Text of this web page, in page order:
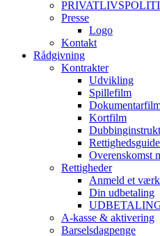
Presse
Logo
Kontakt
Rådgivning
Kontrakter
Udvikling
Spillefilm
Kortfilm
Rettighedsguide
Overenskomst
Rettigheder
Anmeld et værk
Din udbetaling
A-kasse & aktivering
Barselsdagpenge